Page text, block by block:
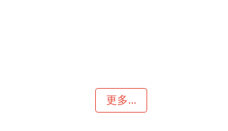
更多...